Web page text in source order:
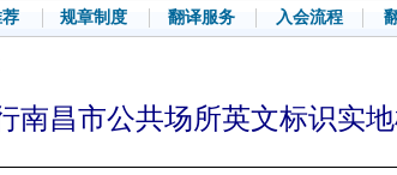
规章制度 翻译服务 入会流程
南昌市公共场所英文标识实